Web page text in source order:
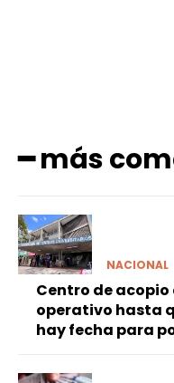
━ más
NACIONAL
Centro de acopio
operativo hasta
hay fecha para